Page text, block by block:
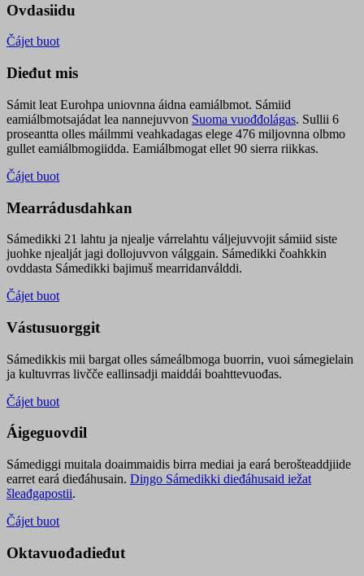
Ovdasiidu
Čájet buot
Dieđut mis
Sámit leat Eurohpa uniovnna áidna eamiálbmot. Sámiid
eamiálbmotsajádat lea nannejuvvon Suoma vuođđolágas. Sullii 6
proseantta olles máilmmi veahkadagas elege 476 miljovnna olbmo
gullet eamiálbmogiidda. Eamiálbmogat ellet 90 sierra riikkas.
Čájet buot
Mearrádusdahkan
Sámedikki 21 lahtu ja njealje várrelahtu váljejuvvojit sámiid siste
juohke njealját jagi dollojuvvon válggain. Sámedikki čoahkkin
ovddasta Sámedikki bajimuš mearridanválddi.
Čájet buot
Vástusuorggit
Sámedikkis mii bargat olles sámeálbmoga buorrin, vuoi sámegielain
ja kultuvrras livčče eallinsadji maiddái boahttevuođas.
Čájet buot
Áigeguovdil
Sámediggi muitala doaimmaidis birra mediai ja eará berošteaddjiide
earret eará dieđáhusain. Diŋgo Sámedikki dieđáhusaid iežat
šleađgapostii.
Čájet buot
Oktavuođadieđut